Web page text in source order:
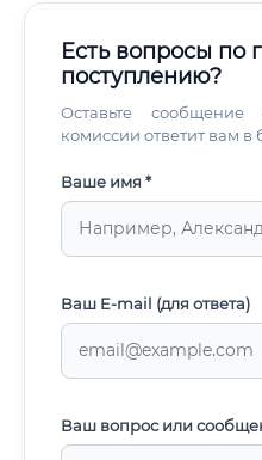
Есть вопросы по
поступлению?
Оставьте
комиссии ответит вам
Ваше имя *
Ваш E-mail (для ответа)
Ваш вопрос или